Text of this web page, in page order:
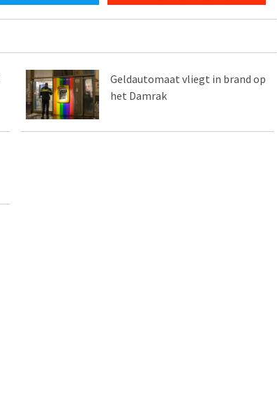
Geldautomaat vliegt in brand op
het Damrak